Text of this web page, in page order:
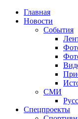
Главная
Новости
События
СМИ
Спецпроекты